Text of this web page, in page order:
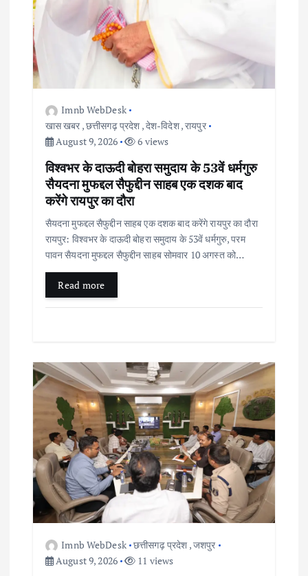
Imnb WebDesk
खास खबर ,छत्तीसगढ़ प्रदेश ,देश-विदेश,रायपुर
August 9, 2026
6 views
विश्वभर के दाऊदी बोहरा समुदाय के 53वें धर्मगुरु
सैयदना मुफद्दल सैफुद्दीन साहब एक दशक बाद
करेंगे रायपुर का दौरा
सैयदना मुफद्दल सैफुद्दीन साहब एक दशक बाद करेंगे रायपुर का दौरा
रायपुर: विश्वभर के दाऊदी बोहरा समुदाय के 53वें धर्मगुरु, परम
पावन सैयदना मुफद्दल सैफुद्दीन साहब सोमवार 10 अगस्त को…
Read more
Imnb WebDesk छत्तीसगढ़ प्रदेश ,जशपुर
August 9, 2026
11 views